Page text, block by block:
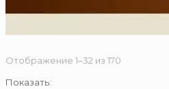
Отображение 1–32 из 170
Показать: